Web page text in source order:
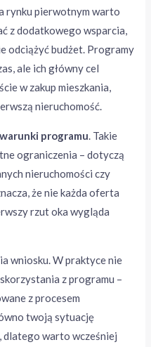
rynku pierwotnym warto
z dodatkowego wsparcia,
odciążyć budżet. Programy
ale ich główny cel
w zakup mieszkania,
nieruchomość.
programu. Takie
ograniczenia – dotyczą
nieruchomości czy
że nie każda oferta
rzut oka wygląda
wniosku. W praktyce nie
z programu –
z procesem
twoją sytuację
dlatego warto wcześniej